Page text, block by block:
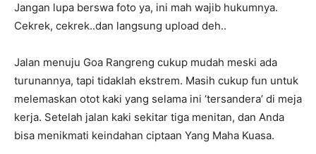
Jangan lupa berswa foto ya, ini mah wajib hukumnya.
Cekrek, cekrek..dan langsung upload deh..
Jalan menuju Goa Rangreng cukup mudah meski ada
turunannya, tapi tidaklah ekstrem. Masih cukup fun untuk
melemaskan otot kaki yang selama ini ‘tersandera’ di meja
kerja. Setelah jalan kaki sekitar tiga menitan, dan Anda
bisa menikmati keindahan ciptaan Yang Maha Kuasa.